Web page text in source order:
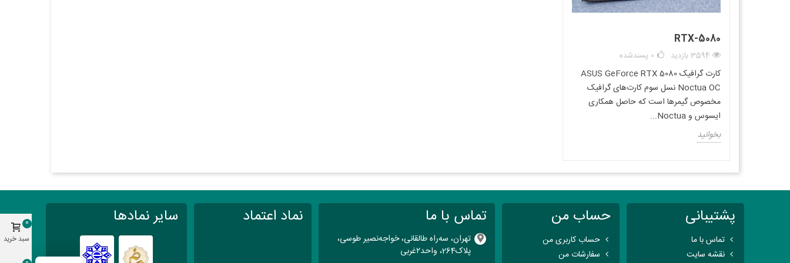
RTX-5080
3594 بازدید 0 پسندشده
کارت گرافیک ASUS GeForce RTX 5080
Noctua OC نسل سوم کارت‌های گرافیک
مخصوص گیمرها است که حاصل همکاری
ایسوس و Noctua...
بخوانید
پشتیبانی
تماس با ما
نقشه سایت
حساب من
حساب کاربری من
سفارشات من
تماس با ما
تهران، سه‌راه طالقانی، خواجه‌نصیر طوسی،
پلاک264، واحد۲‌غربی
نماد اعتماد سایر نمادها
سبد خرید
0